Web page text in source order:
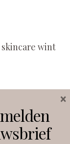
wint
×